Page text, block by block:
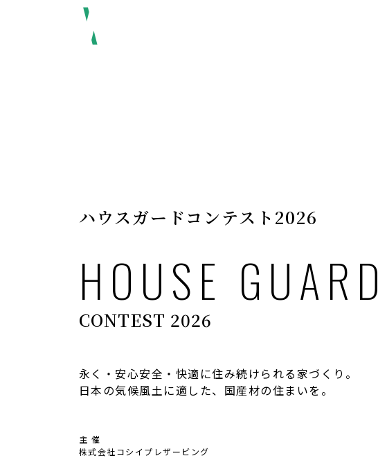
ハウスガードコンテスト2026
HOUSE GUARD
CONTEST 2026
永く・安心安全・快適に住み続けられる家づくり。
日本の気候風土に適した、国産材の住まいを。
主 催
株式会社コシイプレザービング